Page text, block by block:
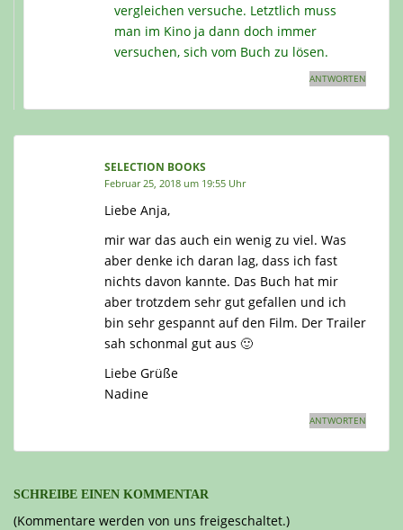
vergleichen versuche. Letztlich muss
man im Kino ja dann doch immer
versuchen, sich vom Buch zu lösen.
ANTWORTEN
SELECTION BOOKS
Februar 25, 2018 um 19:55 Uhr
Liebe Anja,
mir war das auch ein wenig zu viel. Was
aber denke ich daran lag, dass ich fast
nichts davon kannte. Das Buch hat mir
aber trotzdem sehr gut gefallen und ich
bin sehr gespannt auf den Film. Der Trailer
sah schonmal gut aus 🙂
Liebe Grüße
Nadine
ANTWORTEN
SCHREIBE EINEN KOMMENTAR
(Kommentare werden von uns freigeschaltet.)